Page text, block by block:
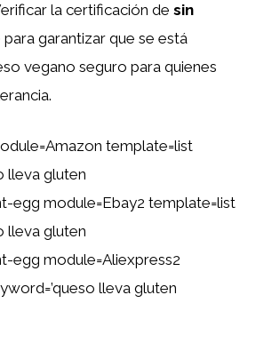
la certificación de sin
para garantizar que se está
vegano seguro para quienes
template=list
lleva gluten
egg module=Ebay2 template=list
lleva gluten
egg module=Aliexpress2
lleva gluten